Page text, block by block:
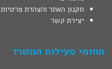
תקנון האתר והצהרת פרטיות
יצירת קשר
תחומי פעילות המשרד